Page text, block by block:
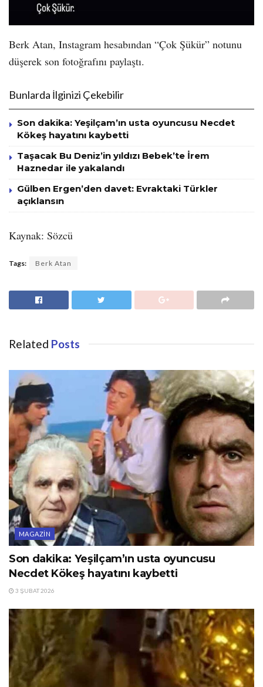
Berk Atan, Instagram hesabından “Çok Şükür” notunu
düşerek son fotoğrafını paylaştı.
Bunlarda İlginizi Çekebilir
Son dakika: Yeşilçam’ın usta oyuncusu Necdet
Kökeş hayatını kaybetti
Taşacak Bu Deniz’in yıldızı Bebek’te İrem
Haznedar ile yakalandı
Gülben Ergen’den davet: Evraktaki Türkler
açıklansın
Kaynak: Sözcü
Tags: Berk Atan
Related Posts
MAGAZIN
Son dakika: Yeşilçam’ın usta oyuncusu
Necdet Kökeş hayatını kaybetti
3 ŞUBAT 2026